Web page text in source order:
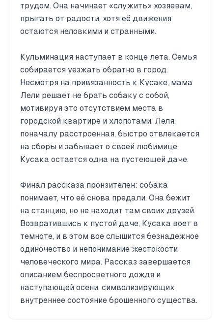
трудом. Она начинает «служить» хозяевам,
прыгать от радости, хотя её движения
остаются неловкими и странными.
Кульминация наступает в конце лета. Семья
собирается уезжать обратно в город.
Несмотря на привязанность к Кусаке, мама
Лели решает не брать собаку с собой,
мотивируя это отсутствием места в
городской квартире и хлопотами. Леля,
поначалу расстроенная, быстро отвлекается
на сборы и забывает о своей любимице.
Кусака остается одна на пустеющей даче.
Финал рассказа пронзителен: собака
понимает, что её снова предали. Она бежит
на станцию, но не находит там своих друзей.
Возвратившись к пустой даче, Кусака воет в
темноте, и в этом вое слышится безнадежное
одиночество и непонимание жестокости
человеческого мира. Рассказ завершается
описанием беспросветного дождя и
наступающей осени, символизирующих
внутреннее состояние брошенного существа.